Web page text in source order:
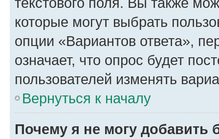
которые могут выбрать
опции «Вариантов ответа»,
означает, что опрос будет
пользователей изменять
Вернуться к началу
Почему я не могу добавить